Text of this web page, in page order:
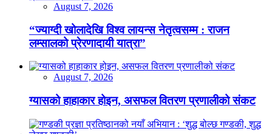
August 7, 2026
“ज्याग्दी खोलादेखि विश्व लायन्स नेतृत्वसम्म : राजन
लम्सालको प्रेरणादायी यात्रा”
August 7, 2026
ग्यासको हाहाकार होइन, असफल वितरण प्रणालीको संकट